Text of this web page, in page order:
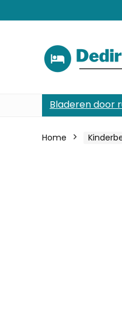
Bladeren door
Home